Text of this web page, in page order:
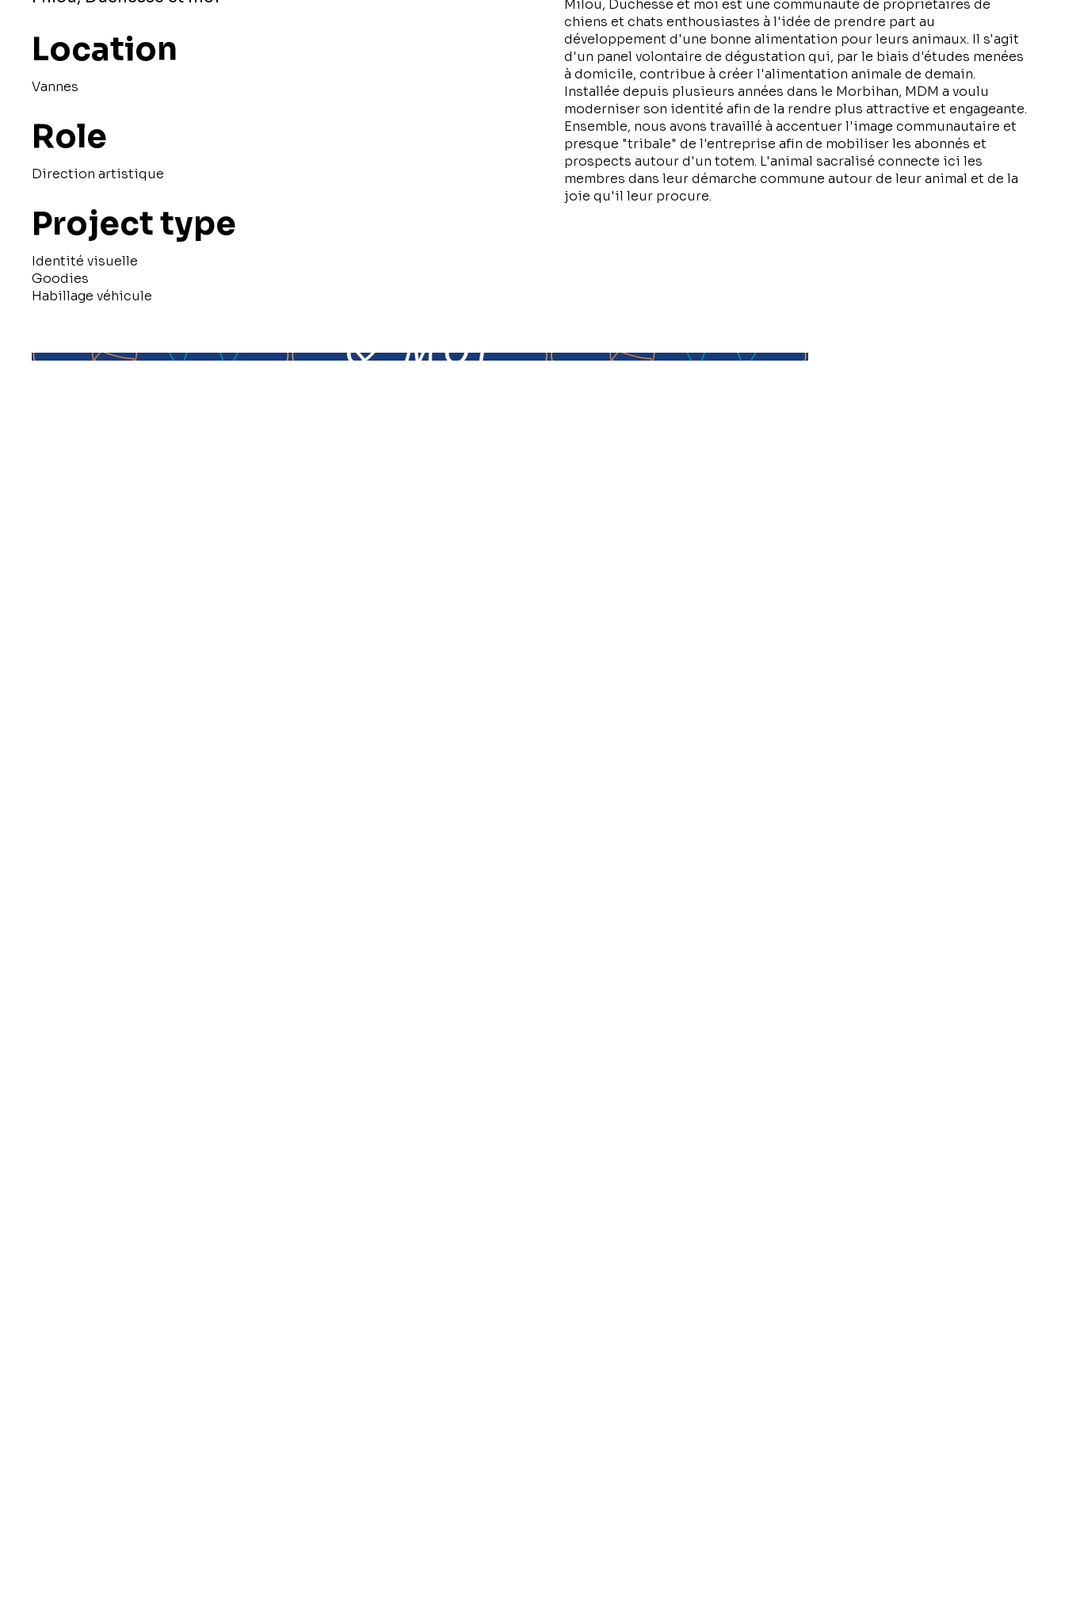
Location
Vannes
Role
Direction artistique
Project type
Identité visuelle
Goodies
Habillage véhicule
Milou, Duchesse et moi est une communauté de propriétaires de
chiens et chats enthousiastes à l'idée de prendre part au
développement d'une bonne alimentation pour leurs animaux. Il s'agit
d'un panel volontaire de dégustation qui, par le biais d'études menées
à domicile, contribue à créer l'alimentation animale de demain.
Installée depuis plusieurs années dans le Morbihan, MDM a voulu
moderniser son identité afin de la rendre plus attractive et engageante.
Ensemble, nous avons travaillé à accentuer l'image communautaire et
presque "tribale" de l'entreprise afin de mobiliser les abonnés et
prospects autour d'un totem. L'animal sacralisé connecte ici les
membres dans leur démarche commune autour de leur animal et de la
joie qu'il leur procure.